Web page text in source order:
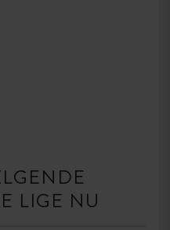
LIGE NU